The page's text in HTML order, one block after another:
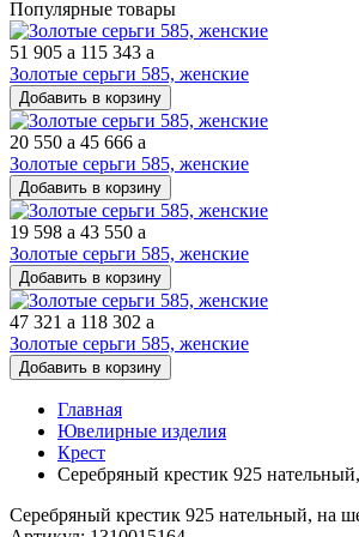
Популярные товары
51 905 a 115 343 a
Золотые серьги 585, женские
Добавить в корзину
20 550 a 45 666 a
Золотые серьги 585, женские
Добавить в корзину
19 598 a 43 550 a
Золотые серьги 585, женские
Добавить в корзину
47 321 a 118 302 a
Золотые серьги 585, женские
Добавить в корзину
Главная
Ювелирные изделия
Крест
Серебряный крестик 925
Серебряный крестик 925 нательный, на